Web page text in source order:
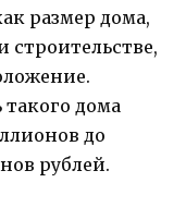
размер дома,
строительстве,
дома
до
рублей.